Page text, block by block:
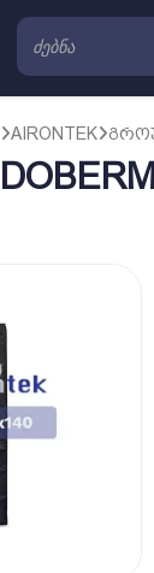
AIRONTEK